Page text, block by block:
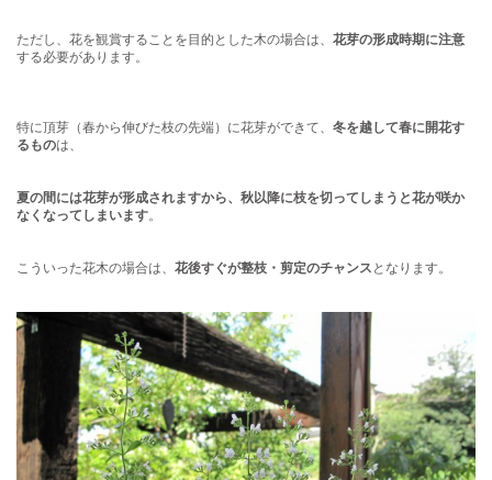
ただし、花を観賞することを目的とした木の場合は、 花芽の形成時期に注意
する必要があります。
特に頂芽（春から伸びた枝の先端）に花芽ができて、 冬を越して春に開花す
るものは、
夏の間には花芽が形成されますから、秋以降に枝を切ってしまうと花が咲か
なくなってしまいます。
こういった花木の場合は、 花後すぐが整枝・剪定のチャンス となります。